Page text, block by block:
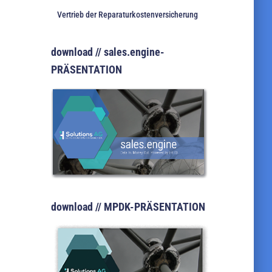
Vertrieb der Reparaturkostenversicherung
download // sales.engine-
PRÄSENTATION
download // MPDK-PRÄSENTATION